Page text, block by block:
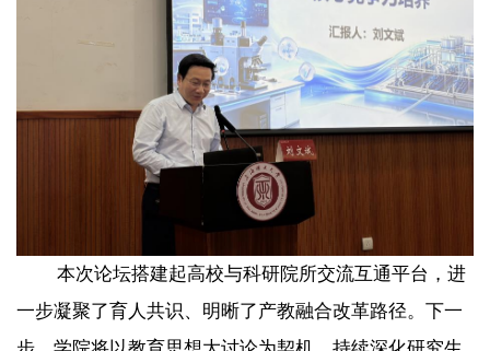
本次论坛搭建起高校与科研院所交流互通平台，进
一步凝聚了育人共识、明晰了产教融合改革路径。下一